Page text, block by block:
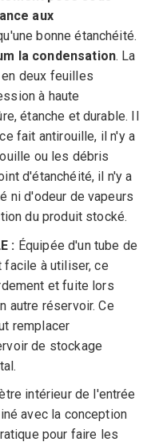
aux
bonne étanchéité.
la condensation. La
deux feuilles
à haute
étanche et durable. Il
fait antirouille, il n'y a
ou les débris
d'étanchéité, il n'y a
ni d'odeur de vapeurs
du produit stocké.
: Équipée d'un tube de
à utiliser, ce
et fuite lors
autre réservoir. Ce
remplacer
de stockage
intérieur de l'entrée
avec la conception
pour faire les